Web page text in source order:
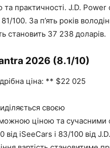
практичності. J.D. Power
100. За п’ять років
становить 37 238 доларів.
2026 (8.1/10)
ціна: ** $22 025
своєю
ціною та сучасними
від iSeeCars і 83/100 від